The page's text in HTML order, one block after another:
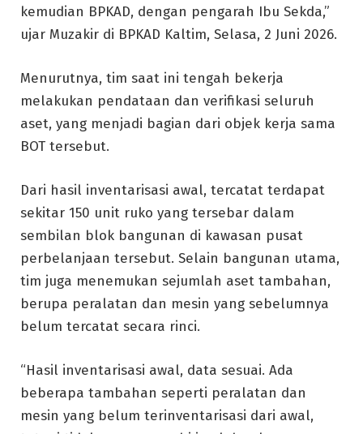
kemudian BPKAD, dengan pengarah Ibu Sekda,”
ujar Muzakir di BPKAD Kaltim, Selasa, 2 Juni 2026.
Menurutnya, tim saat ini tengah bekerja
melakukan pendataan dan verifikasi seluruh
aset, yang menjadi bagian dari objek kerja sama
BOT tersebut.
Dari hasil inventarisasi awal, tercatat terdapat
sekitar 150 unit ruko yang tersebar dalam
sembilan blok bangunan di kawasan pusat
perbelanjaan tersebut. Selain bangunan utama,
tim juga menemukan sejumlah aset tambahan,
berupa peralatan dan mesin yang sebelumnya
belum tercatat secara rinci.
“Hasil inventarisasi awal, data sesuai. Ada
beberapa tambahan seperti peralatan dan
mesin yang belum terinventarisasi dari awal,